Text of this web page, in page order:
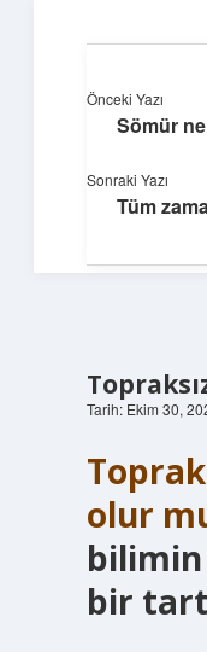
Tarih: Ekim 30,
olur
bilimin
bir
Önceki Yazı
Sömür
Sonraki Yazı
Tüm